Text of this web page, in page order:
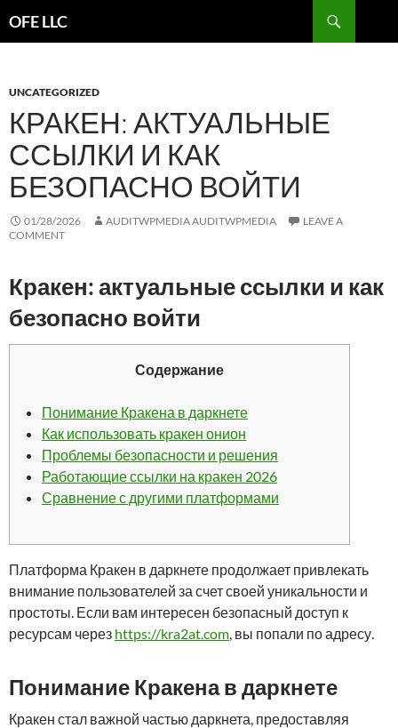
OFE LLC
UNCATEGORIZED
КРАКЕН: АКТУАЛЬНЫЕ
ССЫЛКИ И КАК
БЕЗОПАСНО ВОЙТИ
01/28/2026 AUDITWPMEDIA AUDITWPMEDIA
LEAVE A
COMMENT
Кракен: актуальные ссылки и как
безопасно войти
Содержание
Понимание Кракена в даркнете
Как использовать кракен онион
Проблемы безопасности и решения
Работающие ссылки на кракен 2026
Сравнение с другими платформами
Платформа Кракен в даркнете продолжает привлекать
внимание пользователей за счет своей уникальности и
простоты. Если вам интересен безопасный доступ к
ресурсам через https://kra2at.com, вы попали по адресу.
Понимание Кракена в даркнете
Кракен стал важной частью даркнета, предоставляя